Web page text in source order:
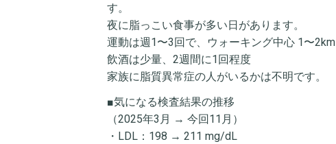
す。
夜に脂っこい食事が多い日があります。
運動は週1〜3回で、ウォーキング中心 1〜2km
飲酒は少量、2週間に1回程度
家族に脂質異常症の人がいるかは不明です。
■気になる検査結果の推移
（2025年3月 → 今回11月）
・LDL：198 → 211 mg/dL